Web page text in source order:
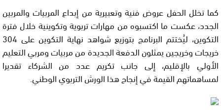
كما تخلل الحفل عروض فنية وتعبيرية من إبداع المربيات والمربين
الجدد، عكست ما اكتسبوه من مهارات تربوية وتكوينية خلال فترة
التكوين، ليُختتم البرنامج بتوزيع شواهد نهاية التكوين على 304
خريجات وخريجين يمثلون الدفعة الجديدة من مربيات ومربي التعليم
الأولي بالإقليم، إلى جانب تكريم عدد من الشركاء تقديرا
لمساهماتهم القيمة في إنجاح هذا الورش التربوي الوطني.